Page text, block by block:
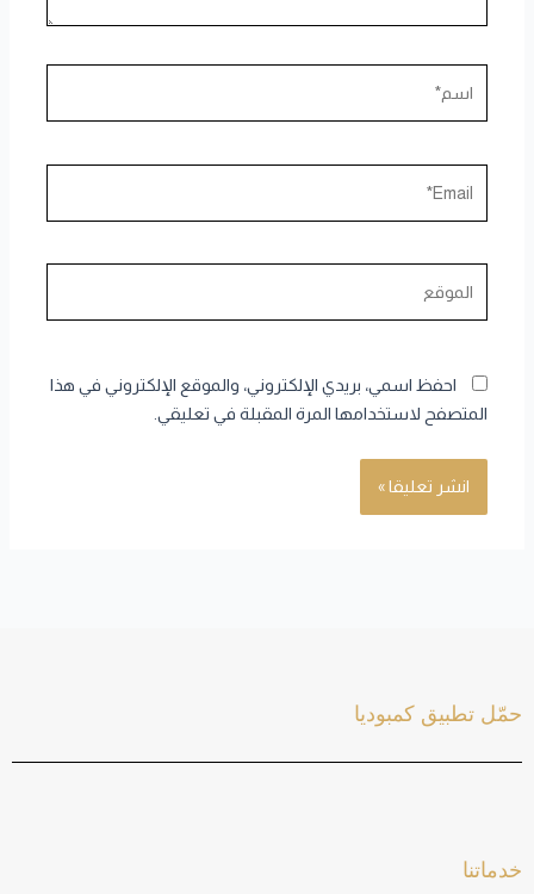
احفظ اسمي، بريدي الإلكتروني، والموقع الإلكتروني في هذا
المتصفح لاستخدامها المرة المقبلة في تعليقي.
خدماتنا
حمّل تطبيق كمبوديا